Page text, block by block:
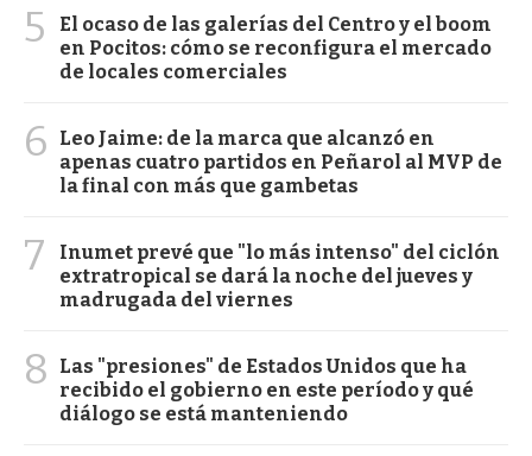
5
El ocaso de las galerías del Centro y el boom
en Pocitos: cómo se reconfigura el mercado
de locales comerciales
6
Leo Jaime: de la marca que alcanzó en
apenas cuatro partidos en Peñarol al MVP de
la final con más que gambetas
7
Inumet prevé que "lo más intenso" del ciclón
extratropical se dará la noche del jueves y
madrugada del viernes
8
Las "presiones" de Estados Unidos que ha
recibido el gobierno en este período y qué
diálogo se está manteniendo